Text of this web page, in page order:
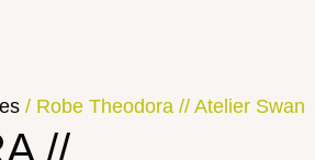
/ Robe Theodora // Atelier Swan
//